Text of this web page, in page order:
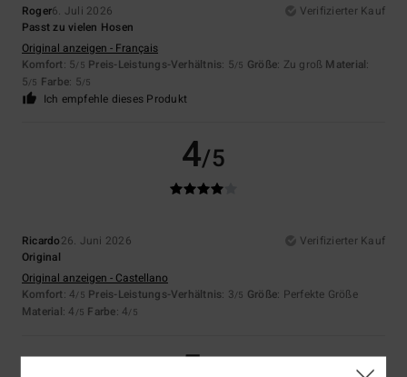
Roger6. Juli 2026
Verifizierter Kauf
Passt zu vielen Hosen
Original anzeigen - Français
Komfort: 5/5 Preis-Leistungs-Verhältnis: 5/5 Größe: Zu groß Material:
5/5 Farbe: 5/5
Ich empfehle dieses Produkt
4/5
Ricardo26. Juni 2026
Verifizierter Kauf
Original
Original anzeigen - Castellano
Komfort: 4/5 Preis-Leistungs-Verhältnis: 3/5 Größe: Perfekte Größe
Material: 4 /5 Farbe: 4/5